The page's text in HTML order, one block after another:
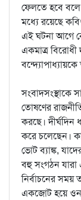
ফেলতে হবে বলে
মধ্যে রয়েছে
এই ঘটনা আগে
একমাত্র
সংবাদসংস্থাকে
তোষণের
করছে।
করে চলেছেন।
ভোট ব্যাঙ্ক,
বহু সংগঠন যারা
নির্বাচনের সময়
একজোট হয়ে